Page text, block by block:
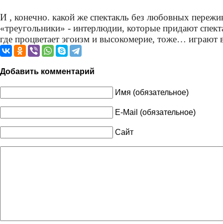
И , конечно. какой же спектакль без любовных
«треугольники» - интерлюдии, которые придают
где процветает эгоизм и высокомерие, тоже…
Добавить комментарий
Имя (обязательное)
E-Mail (обязательное)
Сайт